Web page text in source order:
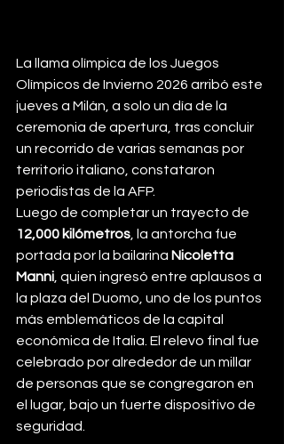
La llama olímpica de los Juegos
Olímpicos de Invierno 2026 arribó este
jueves a Milán, a solo un día de la
ceremonia de apertura, tras concluir
un recorrido de varias semanas por
territorio italiano, constataron
periodistas de la AFP.
Luego de completar un trayecto de
12,000 kilómetros , la antorcha fue
portada por la bailarina Nicoletta
Manni , quien ingresó entre aplausos a
la plaza del Duomo, uno de los puntos
más emblemáticos de la capital
económica de Italia. El relevo final fue
celebrado por alrededor de un millar
de personas que se congregaron en
el lugar, bajo un fuerte dispositivo de
seguridad.